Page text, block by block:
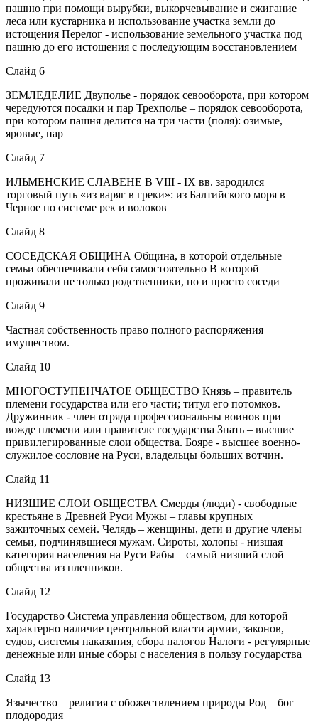
пашню при помощи вырубки, выкорчевывание и сжигание
леса или кустарника и использование участка земли до
истощения Перелог - использование земельного участка под
пашню до его истощения с последующим восстановлением
Слайд 6
ЗЕМЛЕДЕЛИЕ Двуполье - порядок севооборота, при котором
чередуются посадки и пар Трехполье – порядок севооборота,
при котором пашня делится на три части (поля): озимые,
яровые, пар
Слайд 7
ИЛЬМЕНСКИЕ СЛАВЕНЕ В VIII - IX вв. зародился
торговый путь «из варяг в греки»: из Балтийского моря в
Черное по системе рек и волоков
Слайд 8
СОСЕДСКАЯ ОБЩИНА Община, в которой отдельные
семьи обеспечивали себя самостоятельно В которой
проживали не только родственники, но и просто соседи
Слайд 9
Частная собственность право полного распоряжения
имуществом.
Слайд 10
МНОГОСТУПЕНЧАТОЕ ОБЩЕСТВО Князь – правитель
племени государства или его части; титул его потомков.
Дружинник - член отряда профессиональны воинов при
вожде племени или правителе государства Знать – высшие
привилегированные слои общества. Бояре - высшее военно-
служилое сословие на Руси, владельцы больших вотчин.
Слайд 11
НИЗШИЕ СЛОИ ОБЩЕСТВА Смерды (люди) - свободные
крестьяне в Древней Руси Мужы – главы крупных
зажиточных семей. Челядь – женщины, дети и другие члены
семьи, подчинявшиеся мужам. Сироты, холопы - низшая
категория населения на Руси Рабы – самый низший слой
общества из пленников.
Слайд 12
Государство Система управления обществом, для которой
характерно наличие центральной власти армии, законов,
судов, системы наказания, сбора налогов Налоги - регулярные
денежные или иные сборы с населения в пользу государства
Слайд 13
Язычество – религия с обожествлением природы Род – бог
плодородия